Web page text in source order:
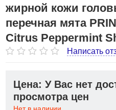
жирной кожи
перечная мята
Citrus Peppermint
Написать
Цена: У Вас нет
просмотра цен